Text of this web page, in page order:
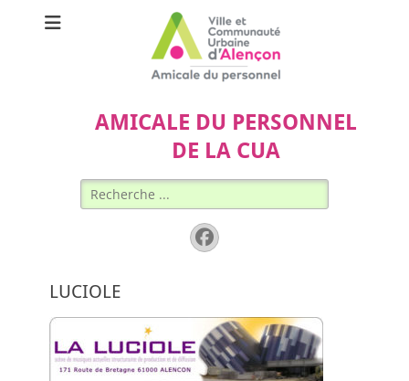
AMICALE DU PERSONNEL
DE LA CUA
Rechercher :
Facebook
LUCIOLE